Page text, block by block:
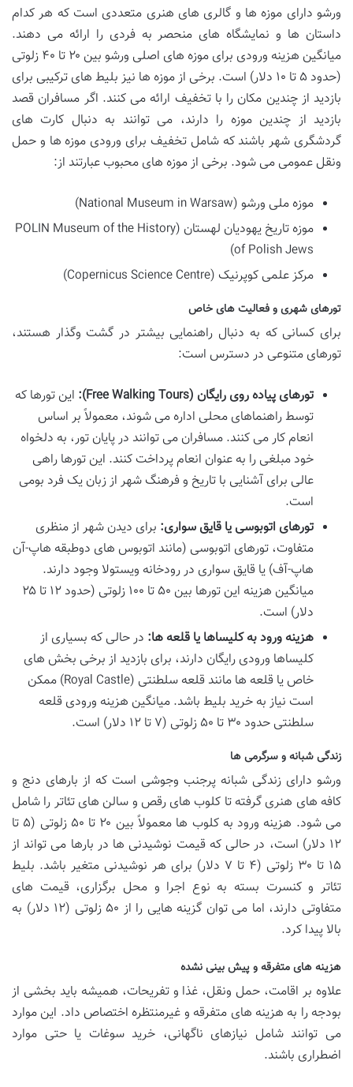
ورشو دارای موزه ها و گالری های هنری متعددی است که هر کدام
داستان ها و نمایشگاه های منحصر به فردی را ارائه می دهند.
میانگین هزینه ورودی برای موزه های اصلی ورشو بین ۲۰ تا ۴۰ زلوتی
(حدود ۵ تا ۱۰ دلار) است. برخی از موزه ها نیز بلیط های ترکیبی برای
بازدید از چندین مکان را با تخفیف ارائه می کنند. اگر مسافران قصد
بازدید از چندین موزه را دارند، می توانند به دنبال کارت های
گردشگری شهر باشند که شامل تخفیف برای ورودی موزه ها و حمل
ونقل عمومی می شود. برخی از موزه های محبوب عبارتند از:
موزه ملی ورشو (National Museum in Warsaw)
موزه تاریخ یهودیان لهستان (POLIN Museum of the History
of Polish Jews)
مرکز علمی کوپرنیک (Copernicus Science Centre)
تورهای شهری و فعالیت های خاص
برای کسانی که به دنبال راهنمایی بیشتر در گشت وگذار هستند،
تورهای متنوعی در دسترس است:
تورهای پیاده روی رایگان (Free Walking Tours):
این تورها که
توسط راهنماهای محلی اداره می شوند، معمولاً بر اساس
انعام کار می کنند. مسافران می توانند در پایان تور، به دلخواه
خود مبلغی را به عنوان انعام پرداخت کنند. این تورها راهی
عالی برای آشنایی با تاریخ و فرهنگ شهر از زبان یک فرد بومی
است.
تورهای اتوبوسی یا قایق سواری: برای دیدن شهر از منظری
متفاوت، تورهای اتوبوسی (مانند اتوبوس های دوطبقه هاپ-آن
هاپ-آف) یا قایق سواری در رودخانه ویستولا وجود دارند.
میانگین هزینه این تورها بین ۵۰ تا ۱۰۰ زلوتی (حدود ۱۲ تا ۲۵
دلار) است.
هزینه ورود به کلیساها یا قلعه ها: در حالی که بسیاری از
کلیساها ورودی رایگان دارند، برای بازدید از برخی بخش های
خاص یا قلعه ها مانند قلعه سلطنتی (Royal Castle) ممکن
است نیاز به خرید بلیط باشد. میانگین هزینه ورودی قلعه
سلطنتی حدود ۳۰ تا ۵۰ زلوتی (۷ تا ۱۲ دلار) است.
زندگی شبانه و سرگرمی ها
ورشو دارای زندگی شبانه پرجنب وجوشی است که از بارهای دنج و
کافه های هنری گرفته تا کلوب های رقص و سالن های تئاتر را شامل
می شود. هزینه ورود به کلوب ها معمولاً بین ۲۰ تا ۵۰ زلوتی (۵ تا
۱۲ دلار) است، در حالی که قیمت نوشیدنی ها در بارها می تواند از
۱۵ تا ۳۰ زلوتی (۴ تا ۷ دلار) برای هر نوشیدنی متغیر باشد. بلیط
تئاتر و کنسرت بسته به نوع اجرا و محل برگزاری، قیمت های
متفاوتی دارند، اما می توان گزینه هایی را از ۵۰ زلوتی (۱۲ دلار) به
بالا پیدا کرد.
هزینه های متفرقه و پیش بینی نشده
علاوه بر اقامت، حمل ونقل، غذا و تفریحات، همیشه باید بخشی از
بودجه را به هزینه های متفرقه و غیرمنتظره اختصاص داد. این موارد
می توانند شامل نیازهای ناگهانی، خرید سوغات یا حتی موارد
اضطراری باشند.